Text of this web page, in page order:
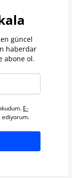
güncel
haberdar
abone ol.
E-
ediyorum.